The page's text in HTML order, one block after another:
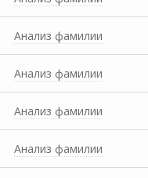
Анализ фамилии
Анализ фамилии
Анализ фамилии
Анализ фамилии